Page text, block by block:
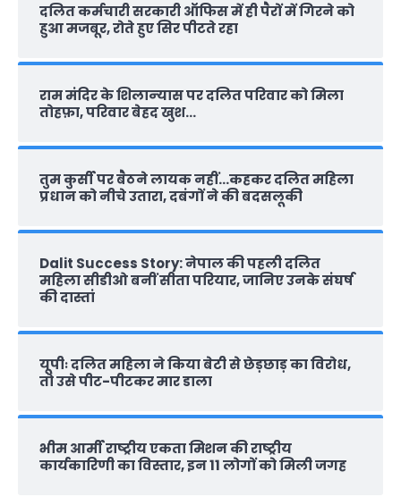
दलित कर्मचारी सरकारी ऑफ‍िस में ही पैरों में गिरने को
हुआ मजबूर, रोते हुए सिर पीटते रहा
राम मंदिर के शिलान्‍यास पर दलित परिवार को मिला
तोहफ़ा, परिवार बेहद खुश…
तुम कुर्सी पर बैठने लायक नहीं…कहकर दलित महिला
प्रधान को नीचे उतारा, दबंगों ने की बदसलूकी
Dalit Success Story: नेपाल की पहली दलित
महिला सीडीओ बनीं सीता परियार, जानिए उनके संघर्ष
की दास्‍तां
यूपीः दलित महिला ने किया बेटी से छेड़छाड़ का विरोध,
तो उसे पीट-पीटकर मार डाला
भीम आर्मी राष्‍ट्रीय एकता मिशन की राष्‍ट्रीय
कार्यकारिणी का विस्तार, इन 11 लोगों को मिली जगह